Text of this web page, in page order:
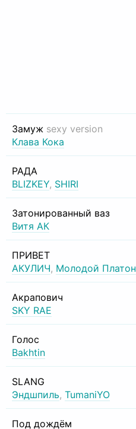
Замуж sexy version
Клава Кока
РАДА
BLIZKEY, SHIRI
Затонированный ваз
Витя АК
ПРИВЕТ
АКУЛИЧ, Молодой Платон
Акрапович
SKY RAE
Голос
Bakhtin
SLANG
Эндшпиль, TumaniYO
Под дождём